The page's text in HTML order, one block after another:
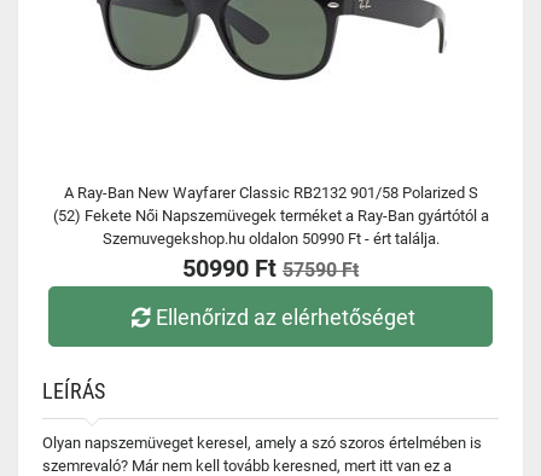
A Ray-Ban New Wayfarer Classic RB2132 901/58 Polarized S
(52) Fekete Női Napszemüvegek terméket a Ray-Ban gyártótól a
Szemuvegekshop.hu oldalon 50990 Ft - ért találja.
50990 Ft 57590 Ft
Ellenőrizd az elérhetőséget
LEÍRÁS
Olyan napszemüveget keresel, amely a szó szoros értelmében is
szemrevaló? Már nem kell tovább keresned, mert itt van ez a